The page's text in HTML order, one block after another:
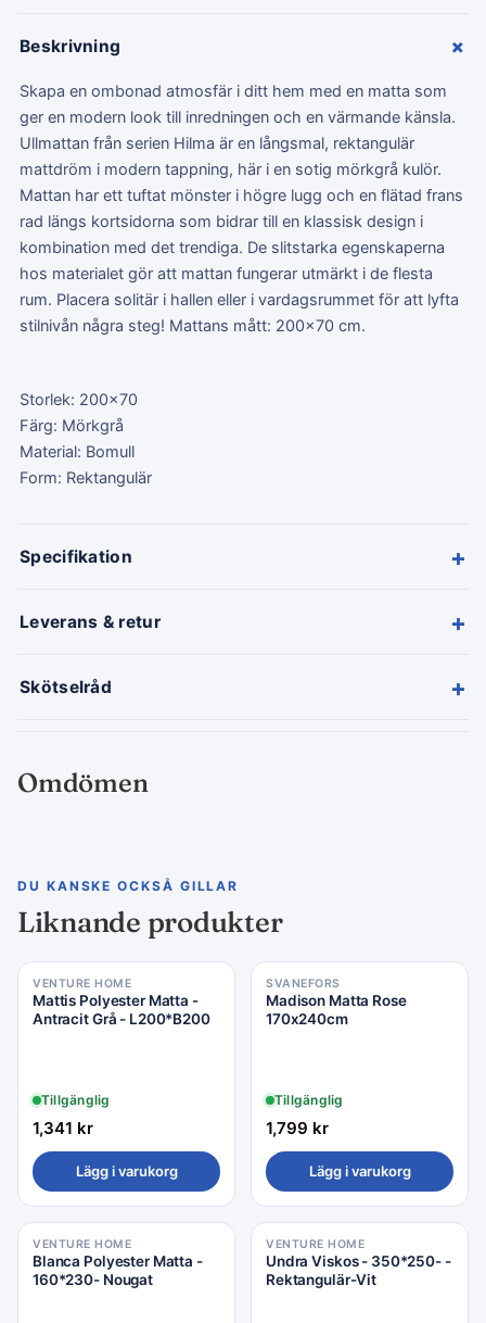
Beskrivning +
Skapa en ombonad atmosfär i ditt hem med en matta som
ger en modern look till inredningen och en värmande känsla.
Ullmattan från serien Hilma är en långsmal, rektangulär
mattdröm i modern tappning, här i en sotig mörkgrå kulör.
Mattan har ett tuftat mönster i högre lugg och en flätad frans
rad längs kortsidorna som bidrar till en klassisk design i
kombination med det trendiga. De slitstarka egenskaperna
hos materialet gör att mattan fungerar utmärkt i de flesta
rum. Placera solitär i hallen eller i vardagsrummet för att lyfta
stilnivån några steg! Mattans mått: 200x70 cm.
Storlek: 200x70
Färg: Mörkgrå
Material: Bomull
Form: Rektangulär
Specifikation +
Leverans & retur +
Skötselråd +
Omdömen
DU KANSKE OCKSÅ GILLAR
Liknande produkter
VENTURE HOME
Mattis Polyester Matta -
Antracit Grå - L200*B200
Tillgänglig
1,341 kr
Lägg i varukorg
SVANEFORS
Madison Matta Rose
170x240cm
Tillgänglig
1,799 kr
Lägg i varukorg
VENTURE HOME
Blanca Polyester Matta -
160*230- Nougat
Rea −16%
VENTURE HOME
Undra Viskos - 350*250- -
Rektangulär-Vit